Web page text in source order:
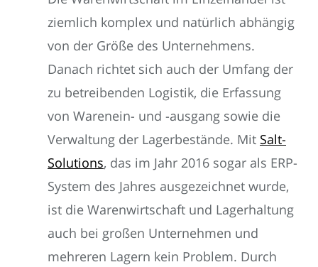
ziemlich komplex und natürlich abhängig
von der Größe des Unternehmens.
Danach richtet sich auch der Umfang der
zu betreibenden Logistik, die Erfassung
von Warenein- und -ausgang sowie die
Verwaltung der Lagerbestände. Mit Salt-
Solutions, das im Jahr 2016 sogar als ERP-
System des Jahres ausgezeichnet wurde,
ist die Warenwirtschaft und Lagerhaltung
auch bei großen Unternehmen und
mehreren Lagern kein Problem. Durch